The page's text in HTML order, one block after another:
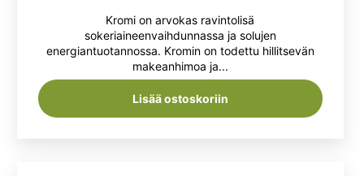
hinta
oli:
8,95 €.
hinta
on:
7,50 €.
Kromi on arvokas ravintolisä
sokeriaineenvaihdunnassa ja solujen
energiantuotannossa. Kromin on todettu hillitsevän
makeanhimoa ja...
Lisää ostoskoriin